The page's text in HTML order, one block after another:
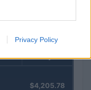
Privacy Policy
Prijs
$4,205.78